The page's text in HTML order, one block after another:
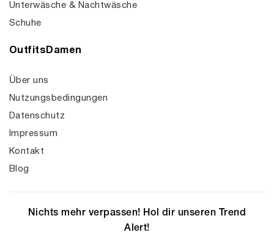
Unterwäsche & Nachtwäsche
Schuhe
OutfitsDamen
Über uns
Nutzungsbedingungen
Datenschutz
Impressum
Kontakt
Blog
Nichts mehr verpassen! Hol dir unseren Trend
Alert!